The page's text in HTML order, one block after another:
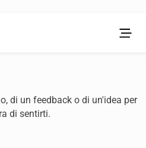
di un feedback o di un'idea per
di sentirti.